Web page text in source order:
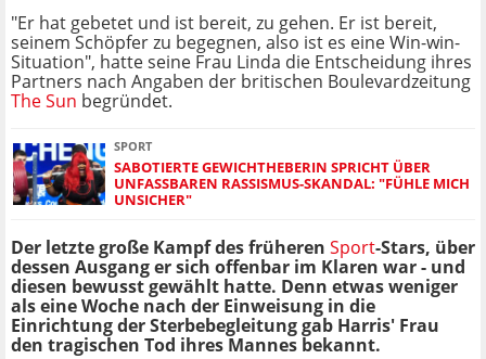
"Er hat gebetet und ist bereit, zu gehen. Er ist bereit,
seinem Schöpfer zu begegnen, also ist es eine Win-win-
Situation", hatte seine Frau Linda die Entscheidung ihres
Partners nach Angaben der britischen Boulevardzeitung
The Sun begründet.
SPORT
SABOTIERTE GEWICHTHEBERIN SPRICHT ÜBER
UNFASSBAREN RASSISMUS-SKANDAL: "FÜHLE MICH
UNSICHER"
Der letzte große Kampf des früheren Sport-Stars, über
dessen Ausgang er sich offenbar im Klaren war - und
diesen bewusst gewählt hatte. Denn etwas weniger
als eine Woche nach der Einweisung in die
Einrichtung der Sterbebegleitung gab Harris' Frau
den tragischen Tod ihres Mannes bekannt.